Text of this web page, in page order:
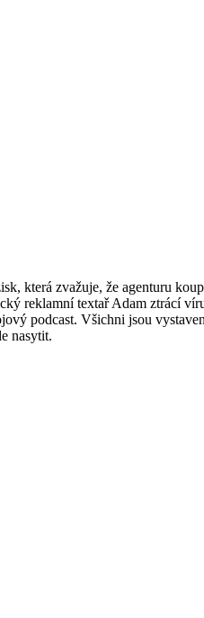
která zvažuje, že agenturu
reklamní textař Adam ztrácí
podcast. Všichni jsou
nasytit.